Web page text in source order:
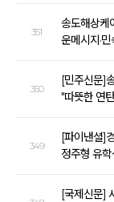
351
송도해상케
운메시지·
350
[민주신문]
"따뜻한 연
349
[파이낸셜]
정주형 유
[국제신문]